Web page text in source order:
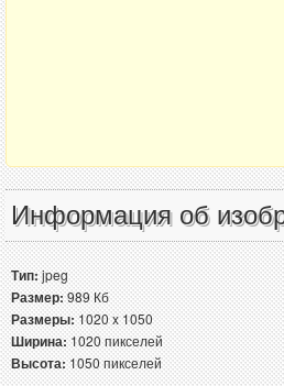
Информация об
Тип:jpeg
Размер:989 Кб
Размеры:1020 x 1050
Ширина:1020 пикселей
Высота:1050 пикселей